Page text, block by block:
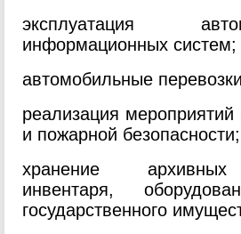
эксплуатация
информационных систем;
автомобильные
реализация мероприятий
и пожарной безопасности;
хранение архивных
инвентаря,
государственного